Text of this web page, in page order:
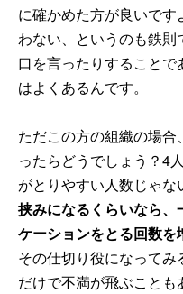
に確かめた方が良いで
わない、というのも鉄
口を言ったりすること
はよくあるんです。
ただこの方の組織の場
ったらどうでしょう？4
がとりやすい人数じゃな
挟みになるくらいなら
ケーションをとる回数を
その仕切り役になって
だけで不満が飛ぶことも